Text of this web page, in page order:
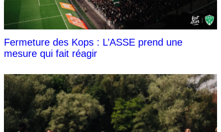
Fermeture des Kops : L’ASSE prend une
mesure qui fait réagir